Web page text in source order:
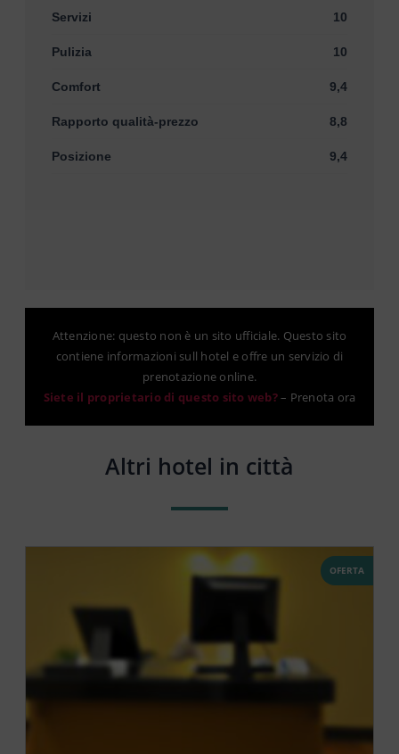
Servizi 10
Pulizia 10
Comfort 9,4
Rapporto qualità-prezzo 8,8
Posizione 9,4
Attenzione: questo non è un sito ufficiale. Questo sito
contiene informazioni sull hotel e offre un servizio di
prenotazione online.
Siete il proprietario di questo sito web?– Prenota ora
Altri hotel in città
OFERTA